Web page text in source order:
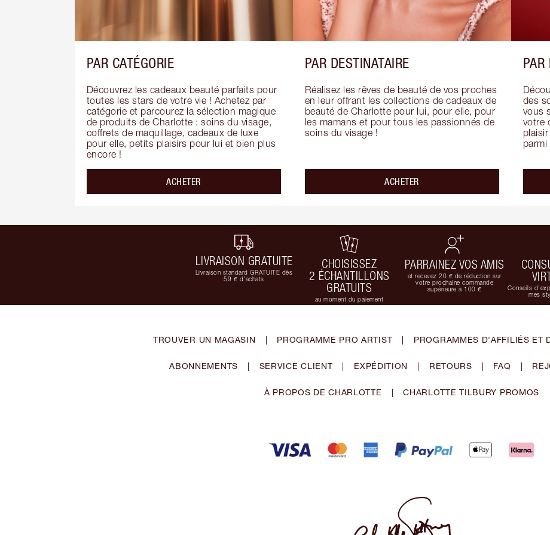
PAR CATÉGORIE
Découvrez les cadeaux beauté parfaits pour
toutes les stars de votre vie ! Achetez par
catégorie et parcourez la sélection magique
de produits de Charlotte : soins du visage,
coffrets de maquillage, cadeaux de luxe
pour elle, petits plaisirs pour lui et bien plus
encore !
ACHETER
PAR DESTINATAIRE
Réalisez les rêves de beauté de vos proches
en leur offrant les collections de cadeaux de
beauté de Charlotte pour lui, pour elle, pour
les mamans et pour tous les passionnés de
soins du visage !
ACHETER
PAR
des
vous
votre
parmi
LIVRAISON GRATUITE
Livraison standard GRATUITE dès
59 € d'achats
CHOISISSEZ
2 ÉCHANTILLONS
GRATUITS
au moment du paiement
PARRAINEZ VOS AMIS
et recevez 20 € de réduction sur
votre prochaine commande
supérieure à 100 €
Conseils
mes
TROUVER UN MAGASIN | PROGRAMME PRO ARTIST | PROGRAMMES D'AFFILIÉS ET
ABONNEMENTS | SERVICE CLIENT | EXPÉDITION | RETOURS | FAQ |
À PROPOS DE CHARLOTTE | CHARLOTTE TILBURY PROMOS